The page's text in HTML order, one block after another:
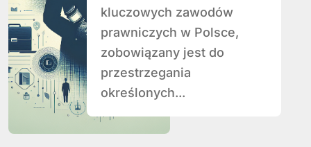
kluczowych zawodów
prawniczych w Polsce,
zobowiązany jest do
przestrzegania
określonych...